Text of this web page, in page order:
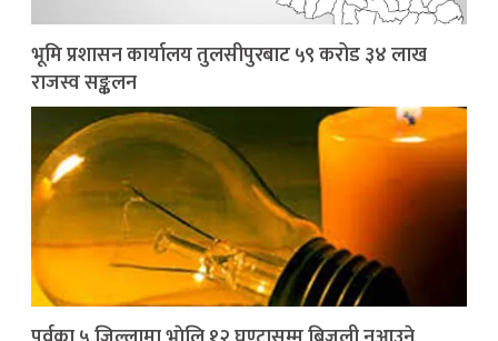
भूमि प्रशासन कार्यालय तुलसीपुरबाट ५९ करोड ३४ लाख
राजस्व सङ्कलन